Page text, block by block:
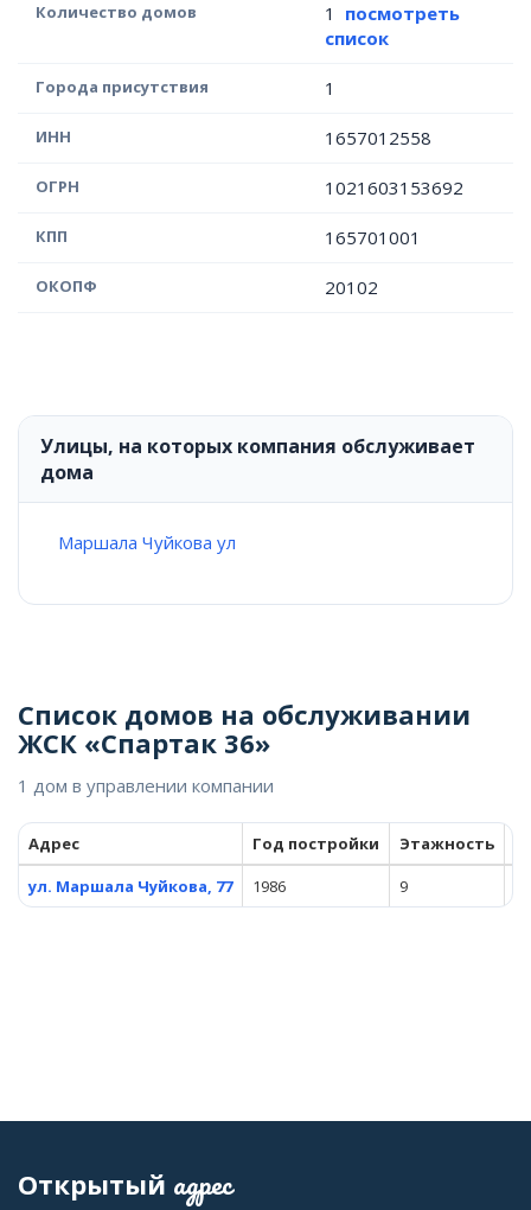
Количество домов 1 посмотреть
список
Города присутствия 1
ИНН 1657012558
ОГРН 1021603153692
КПП 165701001
ОКОПФ 20102
Улицы, на которых компания обслуживает
дома
Маршала Чуйкова ул
Список домов на обслуживании
ЖСК «Спартак 36»
1 дом в управлении компании
Адрес Год постройки Этажность
ул. Маршала Чуйкова, 77
1986 9
Открытый адрес